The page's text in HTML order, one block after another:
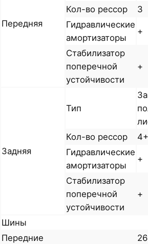
Передняя
Кол-во рессор
3
Гидравлические
амортизаторы
+
Стабилизатор
поперечной
устойчивости
+
Задняя
Тип
Кол-во рессор
Гидравлические
амортизаторы
+
Стабилизатор
поперечной
устойчивости
+
Шины
Передние